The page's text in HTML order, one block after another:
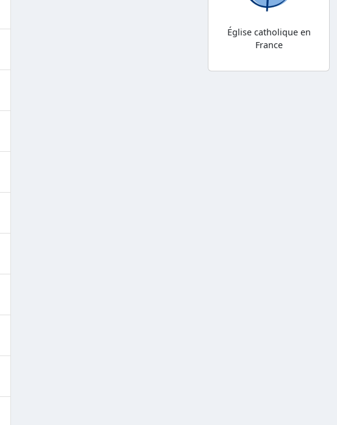
Église catholique en
France